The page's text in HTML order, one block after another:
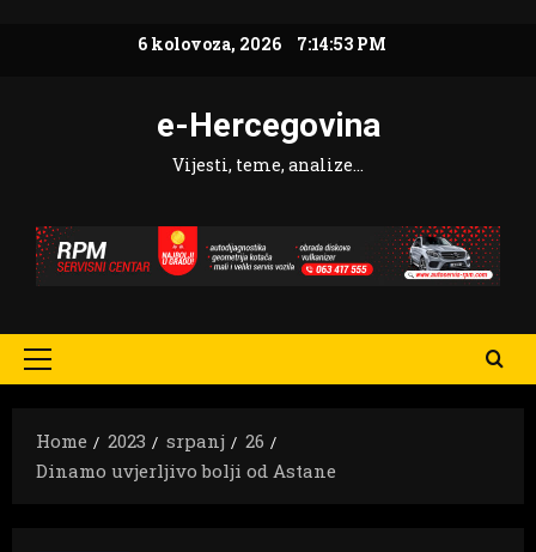
6 kolovoza, 2026 7:14:54 PM
e-Hercegovina
Vijesti, teme, analize…
Primary
Home
2023 srpanj
26
Dinamo uvjerljivo bolji od Astane